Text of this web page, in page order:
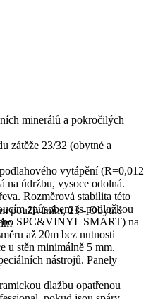
používáním, 23 - Obytné
minerálů a pokročilých
zátěže 23/32 (obytné a
vytápění (R=0,012
na údržbu, vysoce odolná.
Rozměrová stabilita této
způsobem (s podložkou
SPC&VINYL SMART) na
až 20m bez nutnosti
u stěn minimálně 5 mm.
nástrojů. Panely
dlažbu opatřenou